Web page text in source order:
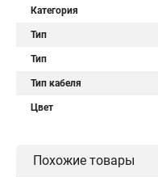
Категория
Тип
Тип
Тип кабеля
Цвет
Похожие товары